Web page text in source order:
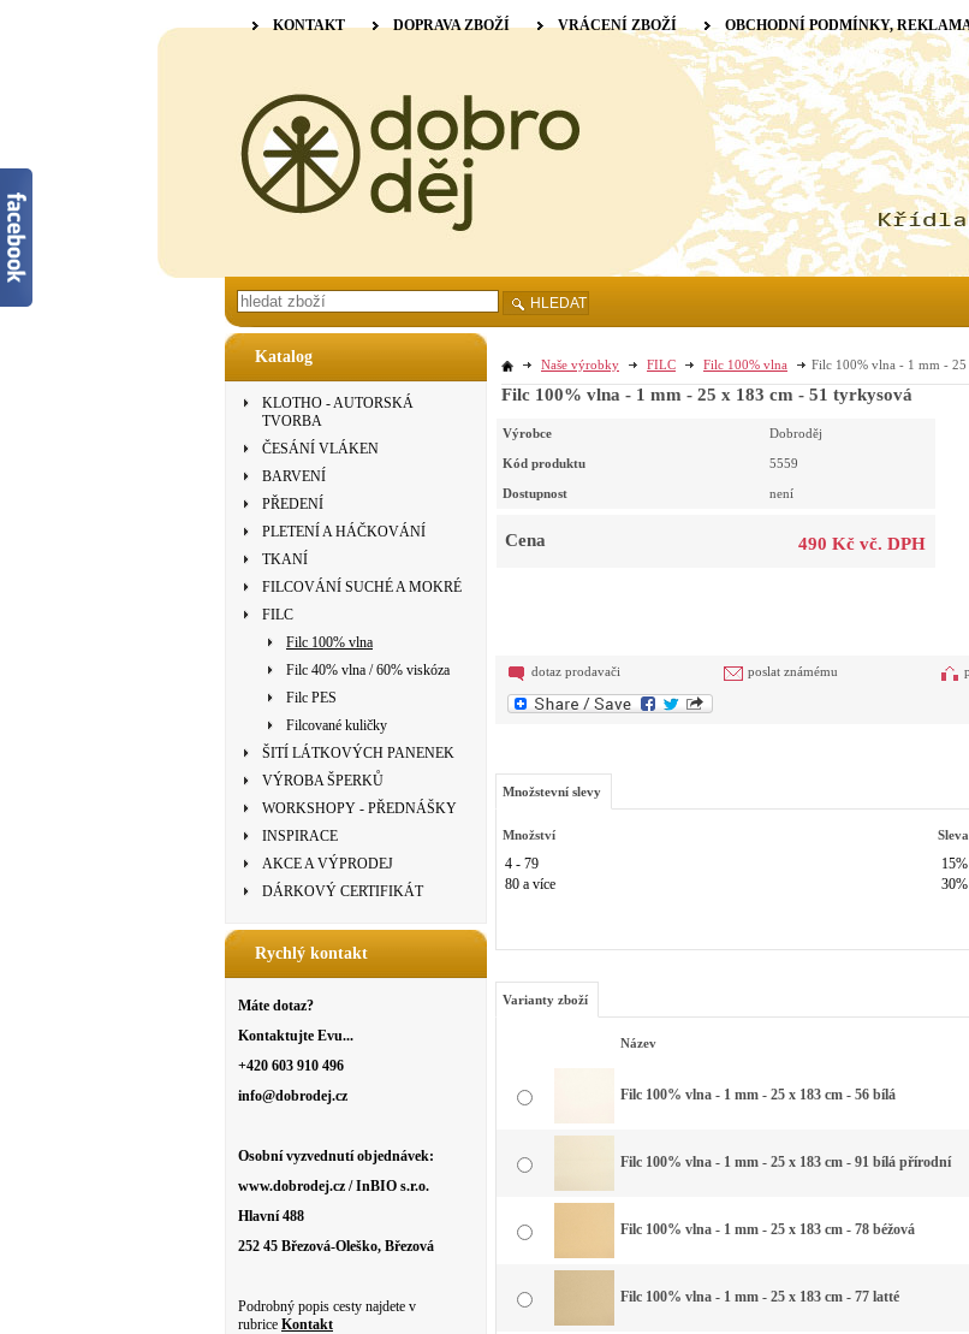
Katalog
KLOTHO - AUTORSKÁ
TVORBA
ČESÁNÍ VLÁKEN
BARVENÍ
PŘEDENÍ
PLETENÍ A HÁČKOVÁNÍ
TKANÍ
FILCOVÁNÍ SUCHÉ A MOKRÉ
FILC
Filc 100% vlna
Filc 40% vlna / 60% viskóza
Filc PES
Filcované kuličky
ŠITÍ LÁTKOVÝCH PANENEK
VÝROBA ŠPERKŮ
WORKSHOPY - PŘEDNÁŠKY
INSPIRACE
AKCE A VÝPRODEJ
DÁRKOVÝ CERTIFIKÁT
Rychlý kontakt
Máte dotaz?
Kontaktujte Evu...
+420 603 910 496
info@dobrodej.cz
Osobní vyzvednutí objednávek:
www.dobrodej.cz / InBIO s.r.o.
Hlavní 488
252 45 Březová-Oleško, Březová
Podrobný popis cesty najdete v
rubrice Kontakt
Naše výrobky FILC Filc 100% vlna Filc 100% vlna - 1 mm -
Filc 100% vlna - 1 mm - 25 x 183 cm - 51 tyrkysová
Výrobce Dobroděj
Kód produktu 5559
Dostupnost není
Cena 490 Kč vč. DPH
dotaz prodavači poslat známému
Množstevní slevy
Množství Sleva
4 - 79 15%
80 a více 30%
Varianty zboží
Název
Filc 100% vlna - 1 mm - 25 x 183 cm - 56 bílá
Filc 100% vlna - 1 mm - 25 x 183 cm - 91 bílá přírodní
Filc 100% vlna - 1 mm - 25 x 183 cm - 78 béžová
Filc 100% vlna - 1 mm - 25 x 183 cm - 77 latté
KONTAKT DOPRAVA ZBOŽÍ VRÁCENÍ ZBOŽÍ OBCHODNÍ PODMÍNKY,
HLEDAT